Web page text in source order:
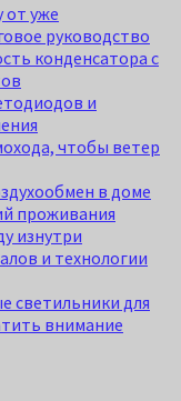
от уже
руководство
конденсатора с
и
чтобы ветер
в доме
проживания
изнутри
и технологии
светильники для
внимание